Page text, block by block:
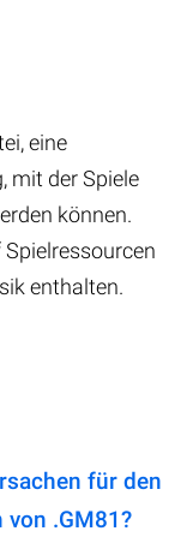
eine
mit der Spiele
können.
enthalten.
für den
von .GM81?